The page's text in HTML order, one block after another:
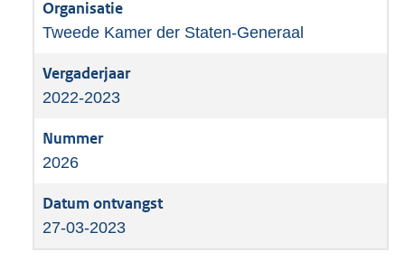
Tweede Kamer der Staten-Generaal
2022-2023
2026
27-03-2023